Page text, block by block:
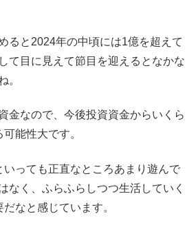
ると2024年の中頃には1億を超えて
て目に見えて節目を迎えるとなかな
。
金なので、今後投資資金からいくら
能性大です。
いっても正直なところあまり遊んで
なく、ふらふらしつつ生活していく
なと感じています。